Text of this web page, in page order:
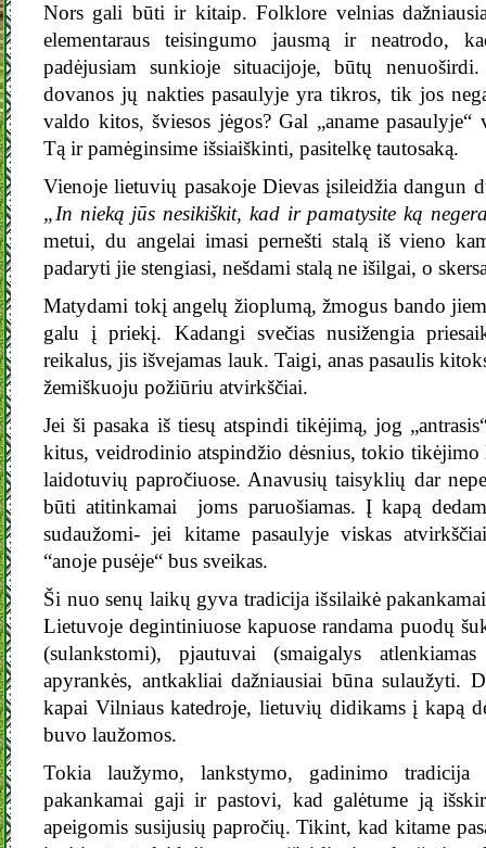
Nors gali būti ir kitaip. Folklore velnias
elementaraus teisingumo jausmą ir neatrodo,
padėjusiam sunkioje situacijoje, būtų
dovanos jų nakties pasaulyje yra tikros, tik jos
valdo kitos, šviesos jėgos? Gal „aname
Tą ir pamėginsime išsiaiškinti, pasitelkę tautosaką.
Vienoje lietuvių pasakoje Dievas įsileidžia dangun
„In nieką jūs nesikiškit, kad ir pamatysite ką
metui, du angelai imasi pernešti stalą iš vieno
padaryti jie stengiasi, nešdami stalą ne išilgai, o
Matydami tokį angelų žioplumą, žmogus bando
galu į priekį. Kadangi svečias nusižengia
reikalus, jis išvejamas lauk. Taigi, anas pasaulis
žemiškuoju požiūriu atvirkščiai.
Jei ši pasaka iš tiesų atspindi tikėjimą, jog
kitus, veidrodinio atspindžio dėsnius, tokio tikėjimo
laidotuvių papročiuose. Anavusių taisyklių dar
būti atitinkamai joms paruošiamas. Į kapą
sudaužomi- jei kitame pasaulyje viskas
“anoje pusėje“ bus sveikas.
Ši nuo senų laikų gyva tradicija išsilaikė
Lietuvoje degintiniuose kapuose randama puodų
(sulankstomi), pjautuvai (smaigalys
apyrankės, antkakliai dažniausiai būna
kapai Vilniaus katedroje, lietuvių didikams į kapą
buvo laužomos.
Tokia laužymo, lankstymo, gadinimo tradicija
pakankamai gaji ir pastovi, kad galėtume ją
apeigomis susijusių papročių. Tikint, kad kitame